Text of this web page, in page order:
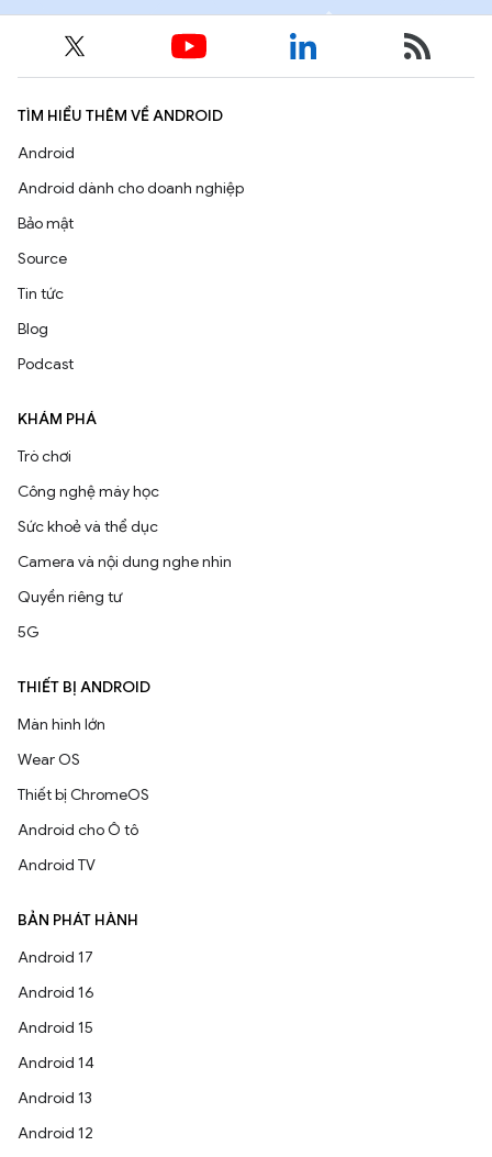
TÌM HIỂU THÊM VỀ ANDROID
Android
Android dành cho doanh nghiệp
Bảo mật
Source
Tin tức
Blog
Podcast
KHÁM PHÁ
Trò chơi
Công nghệ máy học
Sức khoẻ và thể dục
Camera và nội dung nghe nhìn
Quyền riêng tư
5G
THIẾT BỊ ANDROID
Màn hình lớn
Wear OS
Thiết bị ChromeOS
Android cho Ô tô
Android TV
BẢN PHÁT HÀNH
Android 17
Android 16
Android 15
Android 14
Android 13
Android 12